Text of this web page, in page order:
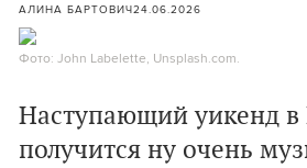
АЛИНА БАРТОВИЧ24.06.2026
Фото: John Labelette, Unsplash.com.
Наступающий уикенд
получится ну очень